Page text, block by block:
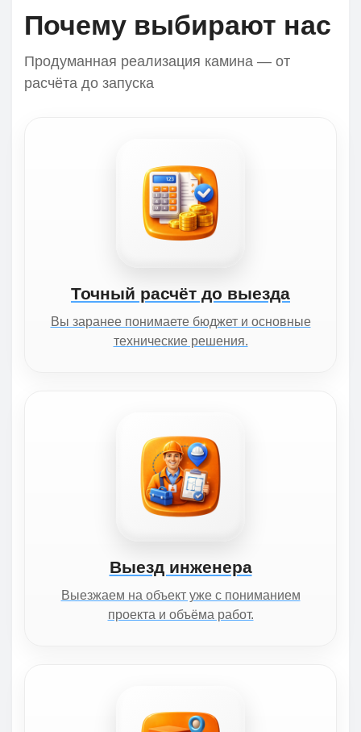
Почему выбирают нас
Продуманная реализация камина — от
расчёта до запуска
Точный расчёт до выезда
Вы заранее понимаете бюджет и основные
технические решения.
Выезд инженера
Выезжаем на объект уже с пониманием
проекта и объёма работ.